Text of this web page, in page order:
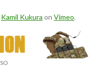
Kamil Kukura on Vimeo.